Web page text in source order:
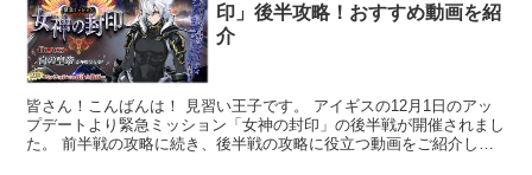
印」後半攻略！おすすめ動画を紹
介
皆さん！こんばんは！ 見習い王子です。 アイギスの12月1日のアッ
プデートより緊急ミッション「女神の封印」の後半戦が開催されまし
た。 前半戦の攻略に続き、後半戦の攻略に役立つ動画をご紹介しま